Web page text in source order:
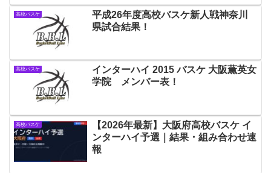
高校バスケ
平成26年度高校バスケ新人戦神奈川
県試合結果！
高校バスケ
インターハイ 2015 バスケ 大阪薫英女
学院 メンバー表！
高校バスケ
【2026年最新】大阪府高校バスケ イ
ンターハイ予選｜結果・組み合わせ速
報